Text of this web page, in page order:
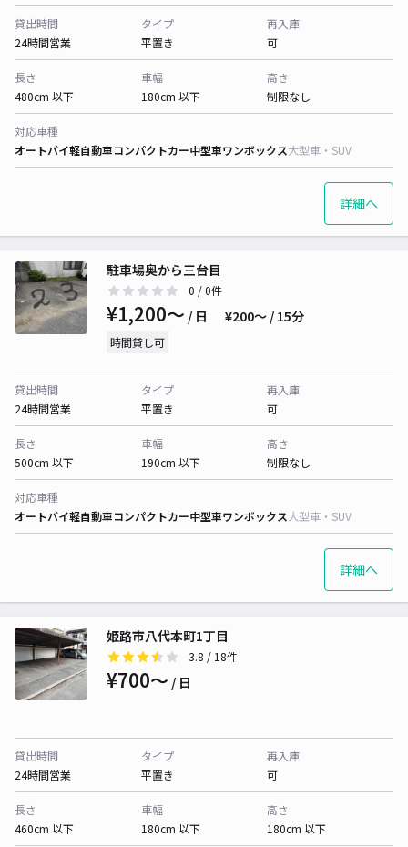
貸出時間
24時間営業
タイプ
平置き
再入庫
可
長さ
480cm 以下
車幅
180cm 以下
高さ
制限なし
対応車種
オートバイ軽自動車コンパクトカー中型車ワンボックス大型車・SUV
詳細へ
駐車場奥から三台目
0 / 0件
¥1,200〜 / 日 ¥200〜 / 15分
時間貸し可
貸出時間
24時間営業
タイプ
平置き
再入庫
可
長さ
500cm 以下
車幅
190cm 以下
高さ
制限なし
対応車種
オートバイ軽自動車コンパクトカー中型車ワンボックス大型車・SUV
詳細へ
姫路市八代本町1丁目
3.8 / 18件
¥700〜 / 日
貸出時間
24時間営業
タイプ
平置き
再入庫
可
長さ
460cm 以下
車幅
180cm 以下
高さ
180cm 以下